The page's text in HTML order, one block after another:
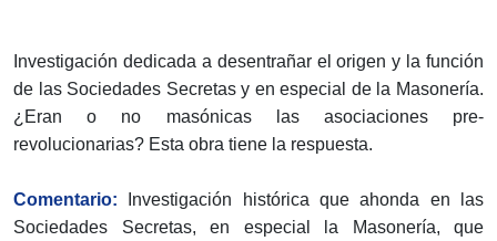
Investigación dedicada a desentrañar el origen y la función
de las Sociedades Secretas y en especial de la Masonería.
¿Eran o no masónicas las asociaciones pre-
revolucionarias? Esta obra tiene la respuesta.
Comentario: Investigación histórica que ahonda en las
Sociedades Secretas, en especial la Masonería, que